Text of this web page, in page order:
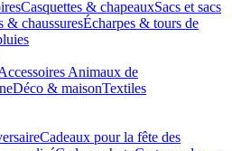
Casquettes & chapeauxSacs et sacs
& chaussuresÉcharpes & tours de
Animaux de
Déco & maisonTextiles
Cadeaux pour la fête des